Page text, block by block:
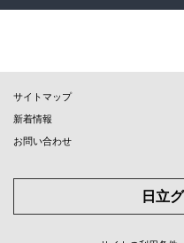
サイトマップ
新着情報
お問い合わせ
日立